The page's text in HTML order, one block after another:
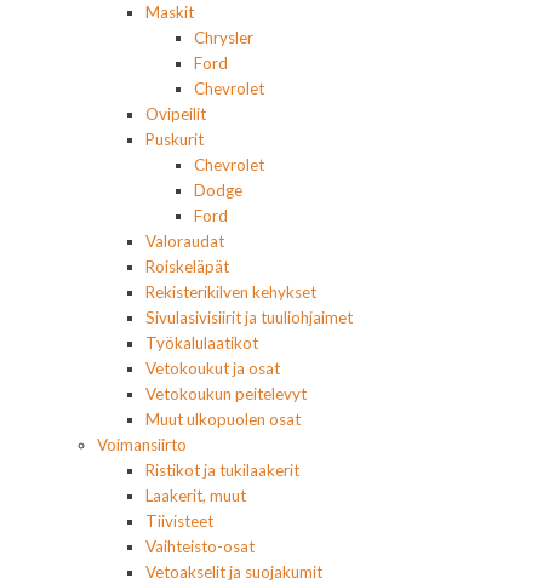
Maskit
Chrysler
Ford
Chevrolet
Ovipeilit
Puskurit
Chevrolet
Dodge
Ford
Valoraudat
Roiskeläpät
Rekisterikilven kehykset
Sivulasivisiirit ja tuuliohjaimet
Työkalulaatikot
Vetokoukut ja osat
Vetokoukun peitelevyt
Muut ulkopuolen osat
Voimansiirto
Ristikot ja tukilaakerit
Laakerit, muut
Tiivisteet
Vaihteisto-osat
Vetoakselit ja suojakumit